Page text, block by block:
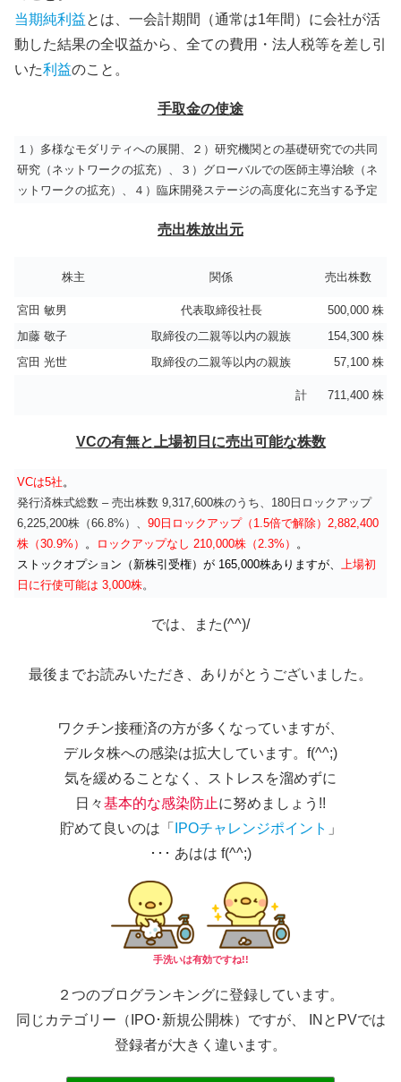
当期純利益とは、一会計期間（通常は1年間）に会社が活
動した結果の全収益から、全ての費用・法人税等を差し引
いた利益のこと。
手取金の使途
１）多様なモダリティへの展開、２）研究機関との基礎研究での共同
研究（ネットワークの拡充）、３）グローバルでの医師主導治験（ネ
ットワークの拡充）、４）臨床開発ステージの高度化に充当する予定
売出株放出元
株主 関係 売出株数
宮田 敏男 代表取締役社長
500,000 株
加藤 敬子
取締役の二親等以内の親族
154,300 株
宮田 光世
取締役の二親等以内の親族 57,100 株
計 711,400 株
VCの有無と上場初日に売出可能な株数
VCは5社 。
発行済株式総数 – 売出株数 9,317,600株のうち、180日ロックアップ
6,225,200株（66.8%）、 90日ロックアップ（1.5倍で解除）2,882,400
株（30.9%）
。 ロックアップなし 210,000株（2.3%）
。
ストックオプション（新株引受権）が 165,000株ありますが、
上場初
日に行使可能は 3,000株。
では、また(^^)/
最後までお読みいただき、ありがとうございました。
ワクチン接種済の方が多くなっていますが、
デルタ株への感染は拡大しています。f(^^;)
気を緩めることなく、ストレスを溜めずに
日々基本的な感染防止に努めましょう!!
貯めて良いのは「
IPOチャレンジポイント 」
･･･ あはは f(^^;)
手洗いは有効ですね!!
２つのブログランキングに登録しています。
同じカテゴリー（IPO･新規公開株）ですが、 INとPVでは
登録者が大きく違います。